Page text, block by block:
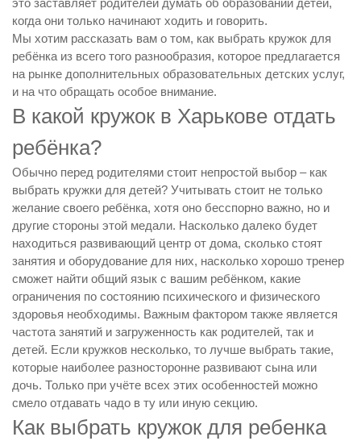
это заставляет родителей думать об образовании детей,
когда они только начинают ходить и говорить.
Мы хотим рассказать вам о том, как выбрать кружок для
ребёнка из всего того разнообразия, которое предлагается
на рынке дополнительных образовательных детских услуг,
и на что обращать особое внимание.
В какой кружок в Харькове отдать
ребёнка?
Обычно перед родителями стоит непростой выбор – как
выбрать кружки для детей? Учитывать стоит не только
желание своего ребёнка, хотя оно бесспорно важно, но и
другие стороны этой медали. Насколько далеко будет
находиться развивающий центр от дома, сколько стоят
занятия и оборудование для них, насколько хорошо тренер
сможет найти общий язык с вашим ребёнком, какие
ограничения по состоянию психического и физического
здоровья необходимы. Важным фактором также является
частота занятий и загруженность как родителей, так и
детей. Если кружков несколько, то лучше выбрать такие,
которые наиболее разносторонне развивают сына или
дочь. Только при учёте всех этих особенностей можно
смело отдавать чадо в ту или иную секцию.
Как выбрать кружок для ребенка